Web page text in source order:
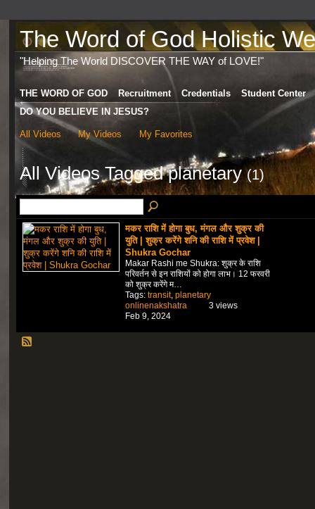
The Word of God Holistic
"Helping The World DISCOVER THE WAY of LOVE!"
THE WORD OF GOD Recruitment Credentials
Student Center
DO YOU BELIEVE IN JESUS?
All Videos My Videos My Favorites
All Videos Tagged planetary(1)
मकर राशि में होगा बुध, मंगल और शुक्र की
युति | शुक्र करेंगे शनि की राशि में प्रवेश |
Shukra Gochar
Makar Rashi me Shukra: शुक्र के राशि
परिवर्तन से इन राशियों को होगा लाभ। 12 फरवरी
को शुक्र करेंगे म…
Tags: transit, planetary
onlinenakshatra
Feb 9, 2024
3 views